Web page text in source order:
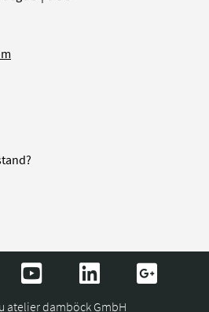
atelier damböck GmbH